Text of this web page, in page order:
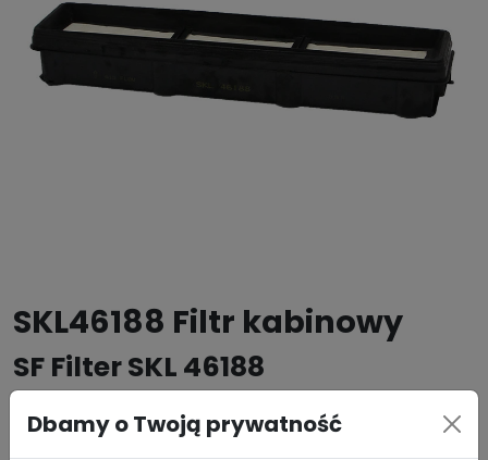
SKL46188 Filtr kabinowy
SF Filter SKL 46188
Dbamy o Twoją prywatność